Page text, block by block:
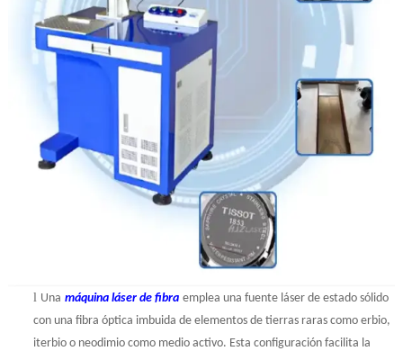
l Una máquina láser de fibra emplea una fuente láser de estado sólido
con una fibra óptica imbuida de elementos de tierras raras como erbio,
iterbio o neodimio como medio activo. Esta configuración facilita la